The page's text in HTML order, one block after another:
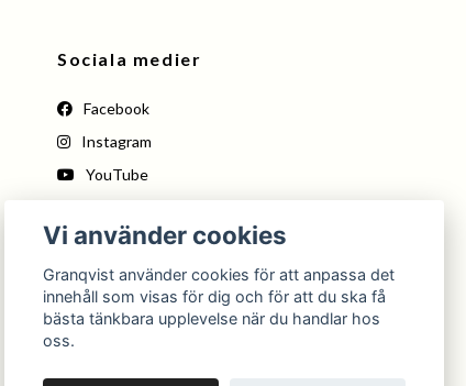
Sociala medier
Facebook
Instagram
YouTube
Tiktok
Vi använder cookies
Granqvist använder cookies för att anpassa det
innehåll som visas för dig och för att du ska få
bästa tänkbara upplevelse när du handlar hos
oss.